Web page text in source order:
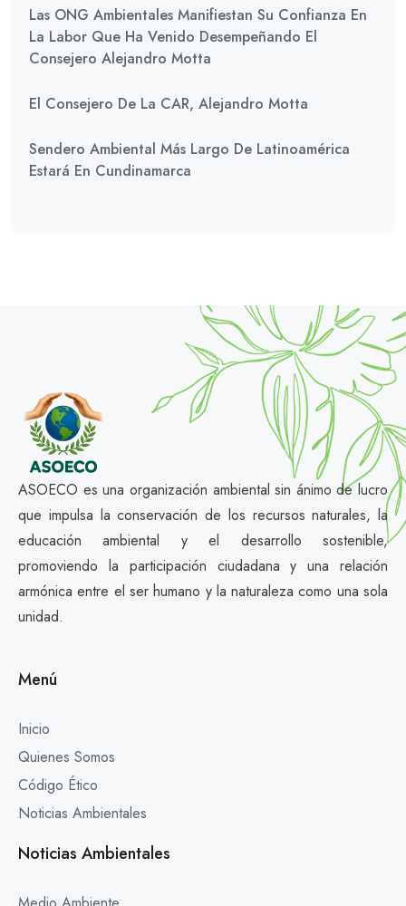
Las ONG Ambientales Manifiestan Su Confianza En
La Labor Que Ha Venido Desempeñando El
Consejero Alejandro Motta
El Consejero De La CAR, Alejandro Motta
Sendero Ambiental Más Largo De Latinoamérica
Estará En Cundinamarca
ASOECO es una organización ambiental sin ánimo de lucro
que impulsa la conservación de los recursos naturales, la
educación ambiental y el desarrollo sostenible,
promoviendo la participación ciudadana y una relación
armónica entre el ser humano y la naturaleza como una sola
unidad.
Menú
Inicio
Quienes Somos
Código Ético
Noticias Ambientales
Noticias Ambientales